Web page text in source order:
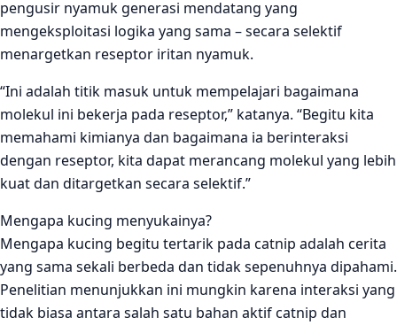
pengusir nyamuk generasi mendatang yang
mengeksploitasi logika yang sama – secara selektif
menargetkan reseptor iritan nyamuk.
“Ini adalah titik masuk untuk mempelajari bagaimana
molekul ini bekerja pada reseptor,” katanya. “Begitu kita
memahami kimianya dan bagaimana ia berinteraksi
dengan reseptor, kita dapat merancang molekul yang lebih
kuat dan ditargetkan secara selektif.”
Mengapa kucing menyukainya?
Mengapa kucing begitu tertarik pada catnip adalah cerita
yang sama sekali berbeda dan tidak sepenuhnya dipahami.
Penelitian menunjukkan ini mungkin karena interaksi yang
tidak biasa antara salah satu bahan aktif catnip dan